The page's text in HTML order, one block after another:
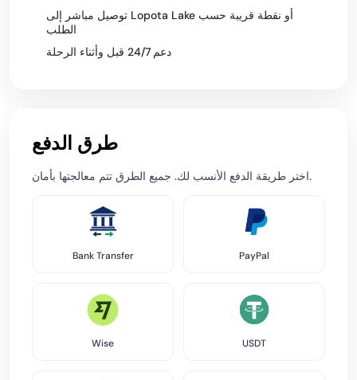
توصيل مباشر إلى Lopota Lake أو نقطة قريبة حسب
الطلب
دعم 24/7 قبل وأثناء الرحلة
طرق الدفع
اختر طريقة الدفع الأنسب لك. جميع الطرق تتم معالجتها بأمان.
Bank Transfer PayPal
Wise USDT